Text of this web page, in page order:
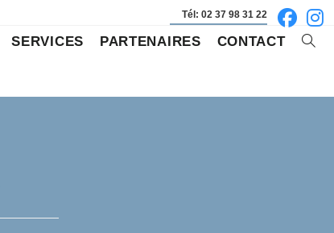
Tél: 02 37 98 31 22
SERVICES PARTENAIRES CONTACT